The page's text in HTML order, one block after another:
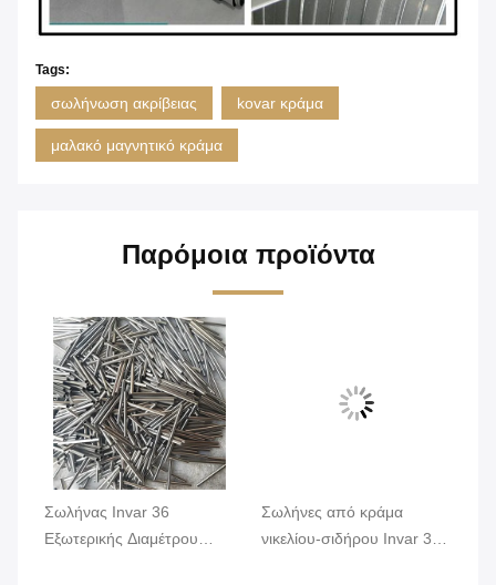
Tags:
σωλήνωση ακρίβειας kovar κράμα
μαλακό μαγνητικό κράμα
Παρόμοια προϊόντα
Σωλήνας Invar 36
Εξωτερικής Διαμέτρου
Σωλήνες από κράμα
νικελίου-σιδήρου Invar 36